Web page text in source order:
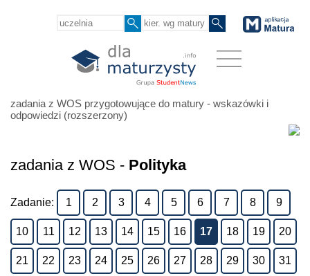
zadania z WOS przygotowujące do matury - wskazówki i
odpowiedzi (rozszerzony)
zadania z WOS - Polityka
Zadanie: 1 2 3 4 5 6 7 8 9
10 11 12 13 14 15 16 17 18 19 20
21 22 23 24 25 26 27 28 29 30 31